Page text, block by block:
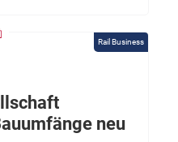
Rail Business
neu